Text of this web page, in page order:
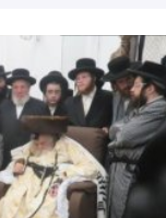
קשה בתקרית